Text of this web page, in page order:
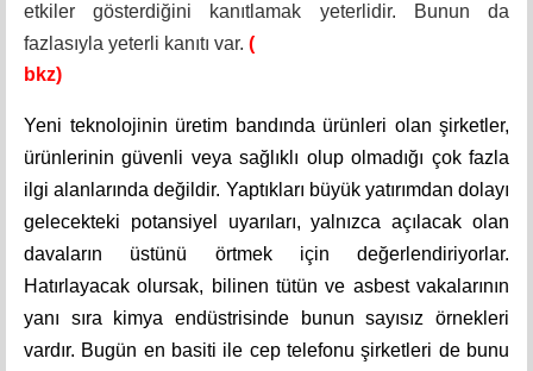
etkiler gösterdiğini kanıtlamak yeterlidir. Bunun da
fazlasıyla yeterli kanıtı var. (
bkz)
Yeni teknolojinin üretim bandında ürünleri olan şirketler,
ürünlerinin güvenli veya sağlıklı olup olmadığı çok fazla
ilgi alanlarında değildir. Yaptıkları büyük yatırımdan dolayı
gelecekteki potansiyel uyarıları, yalnızca açılacak olan
davaların üstünü örtmek için değerlendiriyorlar.
Hatırlayacak olursak, bilinen tütün ve asbest vakalarının
yanı sıra kimya endüstrisinde bunun sayısız örnekleri
vardır. Bugün en basiti ile cep telefonu şirketleri de bunu